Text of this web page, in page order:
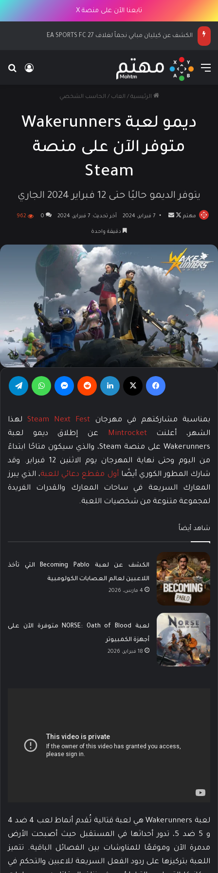
تابعنا الآن على منصة X
الكشف عن كيليان مبابي نجماً لغلاف EA SPORTS FC 27
القائمة
الرئيسية / العاب / الحاسب الشخصي
ديمو لعبة Wakerunners
متوفر الآن على منصة
Steam
يتوفر الديمو حاليًا حتى 12 فبراير 2024 الجاري
مهتم
تابع أرسل7 فبراير، 2024 آخر تحديث: 7 فبراير، 2024 0
962
دقيقة واحدة
بمناسبة مشاركتهم في مهرجان Steam Next Festلهذا
الشهر، أعلنتMintrocket عن إطلاق ديمو لعبة
Wakerunners على منصة Steam، والذي سيكون متاحًا ابتداءً
من اليوم وحتى نهاية المهرجان يوم الاثنين 12 فبراير. وقد
شارك المطور الكوري أيضًا أول مقطع دعائي للعبة، الذي يبرز
المعارك السريعة في ساحات المعارك والقدرات الفريدة
لمجموعة متنوعة من شخصيات اللعبة.
شاهد أيضاً
الكشف عن لعبة Becoming Pablo التي تأخذ
اللاعبين لعالم العصابات الكولومبية
4 مارس، 2026
لعبة NORSE: Oath of Blood متوفرة الآن على
أجهزة الكمبيوتر
18 فبراير، 2026
لعبة Wakerunners هي لعبة قتالية تُقدم أنماط لعب 4 ضد 4
و 5 ضد 5، تدور أحداثها في المستقبل حيث أصبحت الأرض
مدمرة الآن وموقعًا للمناوشات بين الفصائل الباقية. تتميز
اللعبة بتركيزها على ردود الفعل السريعة للاعبين والتحكم في